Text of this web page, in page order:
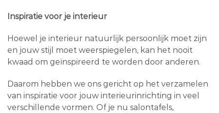
Inspiratie voor je interieur
Hoewel je interieur natuurlijk persoonlijk moet zijn
en jouw stijl moet weerspiegelen, kan het nooit
kwaad om geïnspireerd te worden door anderen.
Daarom hebben we ons gericht op het verzamelen
van inspiratie voor jouw interieurinrichting in veel
verschillende vormen. Of je nu salontafels,